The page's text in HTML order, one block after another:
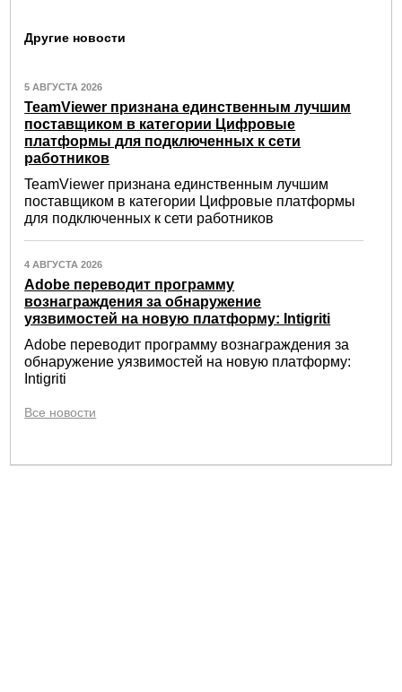
Другие новости
5 АВГУСТА 2026
TeamViewer признана единственным лучшим
поставщиком в категории Цифровые
платформы для подключенных к сети
работников
TeamViewer признана единственным лучшим
поставщиком в категории Цифровые платформы
для подключенных к сети работников
4 АВГУСТА 2026
Adobe переводит программу
вознаграждения за обнаружение
уязвимостей на новую платформу: Intigriti
Adobe переводит программу вознаграждения за
обнаружение уязвимостей на новую платформу:
Intigriti
Все новости